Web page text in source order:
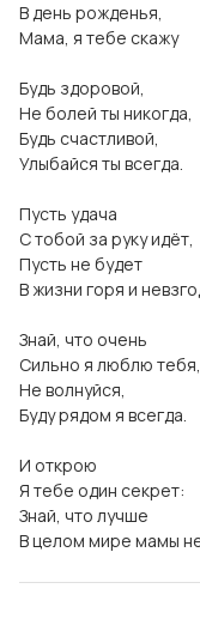
В день рожденья,
Мама, я тебе скажу
Будь здоровой,
Не болей ты никогда,
Будь счастливой,
Улыбайся ты всегда.
Пусть удача
С тобой за руку идёт,
Пусть не будет
В жизни горя и
Знай, что очень
Сильно я люблю тебя,
Не волнуйся,
Буду рядом я всегда.
И открою
Я тебе один секрет:
Знай, что лучше
В целом мире мамы